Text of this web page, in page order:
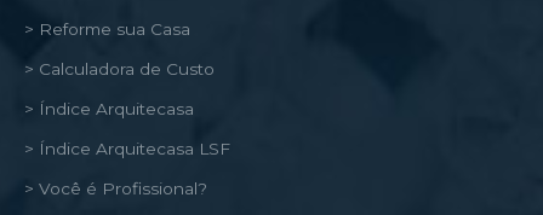
> Reforme sua Casa
> Calculadora de Custo
> Índice Arquitecasa
> Índice Arquitecasa LSF
> Você é Profissional?